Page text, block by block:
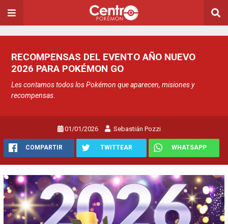
RECOMPENSAS DEL EVENTO AÑO NUEVO
2026 PARA POKÉMON GO
Les contamos todos los Pokémon que aparecen, misiones y
recompensas.
01/01/2026 Sebastián Pozzi
COMPARTIR TWITTEAR WHATSAPP